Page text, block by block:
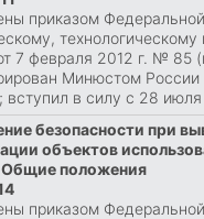
приказом
7 февраля 2012 г. № 85
Минюстом России
в силу с 28 июля
безопасности при
объектов
Общие положения
приказом